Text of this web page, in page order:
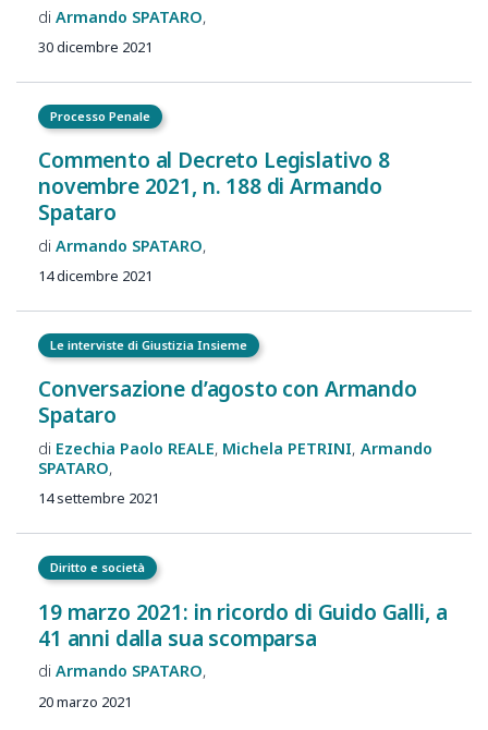
Armando SPATARO
30 dicembre 2021
Processo Penale
Commento al Decreto Legislativo 8
novembre 2021, n. 188 di Armando
Spataro
Armando SPATARO
14 dicembre 2021
Le interviste di Giustizia Insieme
Conversazione d’agosto con Armando
Spataro
Ezechia Paolo REALE Michela PETRINI Armando
SPATARO
14 settembre 2021
Diritto e società
19 marzo 2021: in ricordo di Guido Galli, a
41 anni dalla sua scomparsa
Armando SPATARO
20 marzo 2021